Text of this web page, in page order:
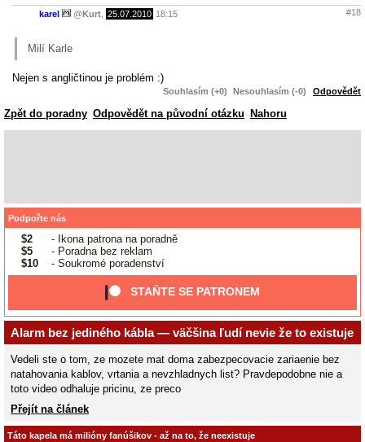
karel @Kurt 25.07.2010 18:15 #18
Milí Karle
Nejen s angličtinou je problém :)
Souhlasím (+0) Nesouhlasím (-0) Odpovědět
Zpět do poradny Odpovědět na původní otázku Nahoru
Podpořte nás
$2
- Ikona patrona na poradně
$5
- Poradna bez reklam
$10
- Soukromé poradenství
STAŇTE SE PATRONEM
Alarm bez jediného kábla — väčšina ľudí nevie že to existuje
Vedeli ste o tom, ze mozete mat doma zabezpecovacie zariaenie bez
natahovania kablov, vrtania a nevzhladnych list? Pravdepodobne nie a
toto video odhaluje pricinu, ze preco
Přejít na článek
Táto kapela má milióny fanúšikov - až na to, že neexistuje